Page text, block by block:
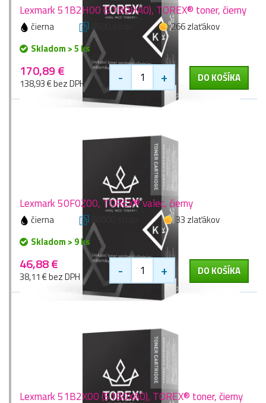
Lexmark 51B2H00 (51B0HA0), TOREX® toner, čierny
čierna 8500 stran
266 zlaťákov
Skladom > 5 ks
170,89 €
138,93 € bez DPH - + DO KOŠÍKA
Lexmark 50F0Z00, TOREX® valec, čierny
čierna 60000 stran
33 zlaťákov
Skladom > 9 ks
46,88 €
38,11 € bez DPH - + DO KOŠÍKA
Lexmark 51B2X00 (51B0XA0), TOREX® toner, čierny